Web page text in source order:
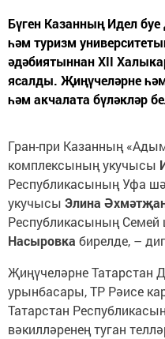
Бүген Казанның Идел буе
һәм туризм
әдәбиятыннан XII
ясалды. Җиңүчеләрне
һәм акчалата бүләкләр
Гран-при Казанның
комплексының укучысы
Республикасының Уфа
укучысы Элина
Республикасының Семей
Насыровка бирелде, –
Җиңүчеләрне Татарстан
урынбасары, ТР Рәисе
Татарстан
вәкилләренең туган